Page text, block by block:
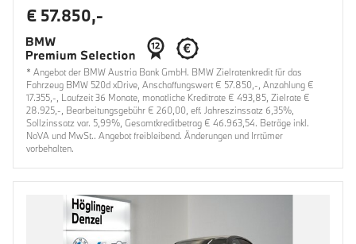
€ 57.850,-
* Angebot der BMW Austria Bank GmbH. BMW Zielratenkredit für das
Fahrzeug BMW 520d xDrive, Anschaffungswert € 57.850,-, Anzahlung €
17.355,-, Laufzeit 36 Monate, monatliche Kreditrate € 493,85, Zielrate €
28.925,-, Bearbeitungsgebühr € 260,00, eff. Jahreszinssatz 6,35%,
Sollzinssatz var. 5,99%, Gesamtkreditbetrag € 46.963,54. Beträge inkl.
NoVA und MwSt.. Angebot freibleibend. Änderungen und Irrtümer
vorbehalten.